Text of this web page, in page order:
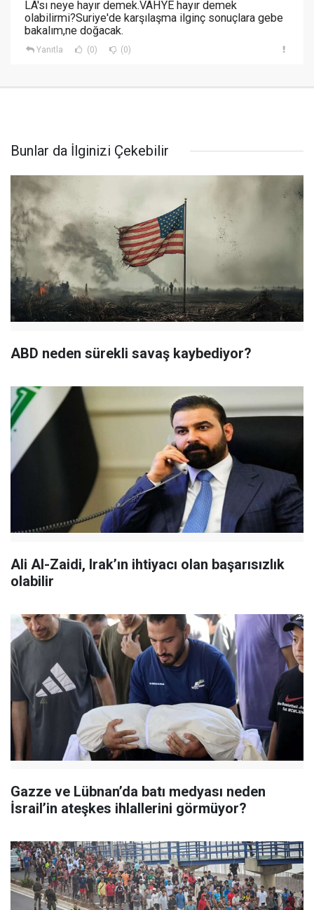
LA'sı neye hayır demek.VAHYE hayır demek
olabilirmi?Suriye'de karşılaşma ilginç sonuçlara gebe
bakalım,ne doğacak.
Yanıtla (0) (0)
Bunlar da İlginizi Çekebilir
ABD neden sürekli savaş kaybediyor?
Ali Al-Zaidi, Irak’ın ihtiyacı olan başarısızlık
olabilir
Gazze ve Lübnan’da batı medyası neden
İsrail’in ateşkes ihlallerini görmüyor?